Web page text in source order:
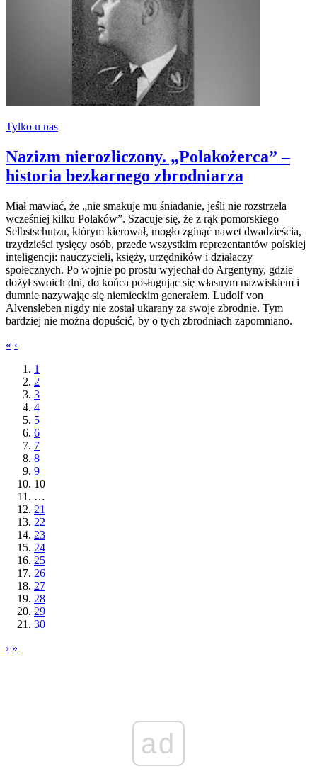
Tylko u nas
Nazizm nierozliczony. „Polakożerca” –
historia bezkarnego zbrodniarza
Miał mawiać, że „nie smakuje mu śniadanie, jeśli nie rozstrzela
wcześniej kilku Polaków”. Szacuje się, że z rąk pomorskiego
Selbstschutzu, którym kierował, mogło zginąć nawet dwadzieścia,
trzydzieści tysięcy osób, przede wszystkim reprezentantów polskiej
inteligencji: nauczycieli, księży, urzędników i działaczy
społecznych. Po wojnie po prostu wyjechał do Argentyny, gdzie
dożył swoich dni, do końca posługując się własnym nazwiskiem i
dumnie nazywając się niemieckim generałem. Ludolf von
Alvensleben nigdy nie został ukarany za swoje zbrodnie. Tym
bardziej nie można dopuścić, by o tych zbrodniach zapomniano.
« ‹
1
2
3
4
5
6
7
8
9
10
…
21
22
23
24
25
26
27
28
29
30
› »
ad